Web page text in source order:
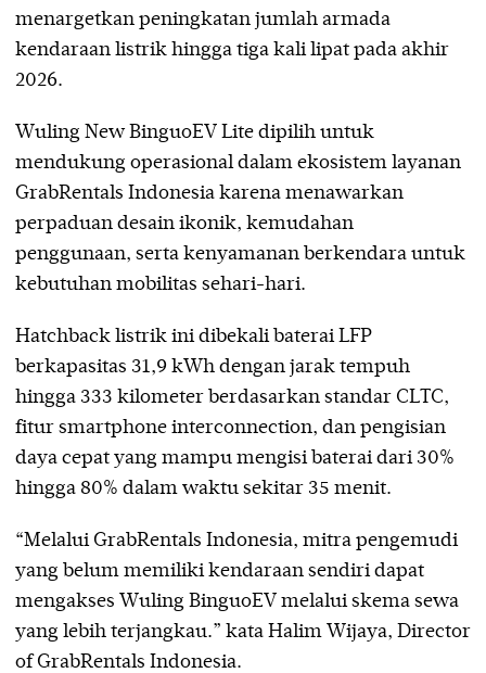
menargetkan peningkatan jumlah armada
kendaraan listrik hingga tiga kali lipat pada akhir
2026.
Wuling New BinguoEV Lite dipilih untuk
mendukung operasional dalam ekosistem layanan
GrabRentals Indonesia karena menawarkan
perpaduan desain ikonik, kemudahan
penggunaan, serta kenyamanan berkendara untuk
kebutuhan mobilitas sehari-hari.
Hatchback listrik ini dibekali baterai LFP
berkapasitas 31,9 kWh dengan jarak tempuh
hingga 333 kilometer berdasarkan standar CLTC,
fitur smartphone interconnection, dan pengisian
daya cepat yang mampu mengisi baterai dari 30%
hingga 80% dalam waktu sekitar 35 menit.
“Melalui GrabRentals Indonesia, mitra pengemudi
yang belum memiliki kendaraan sendiri dapat
mengakses Wuling BinguoEV melalui skema sewa
yang lebih terjangkau.” kata Halim Wijaya, Director
of GrabRentals Indonesia.